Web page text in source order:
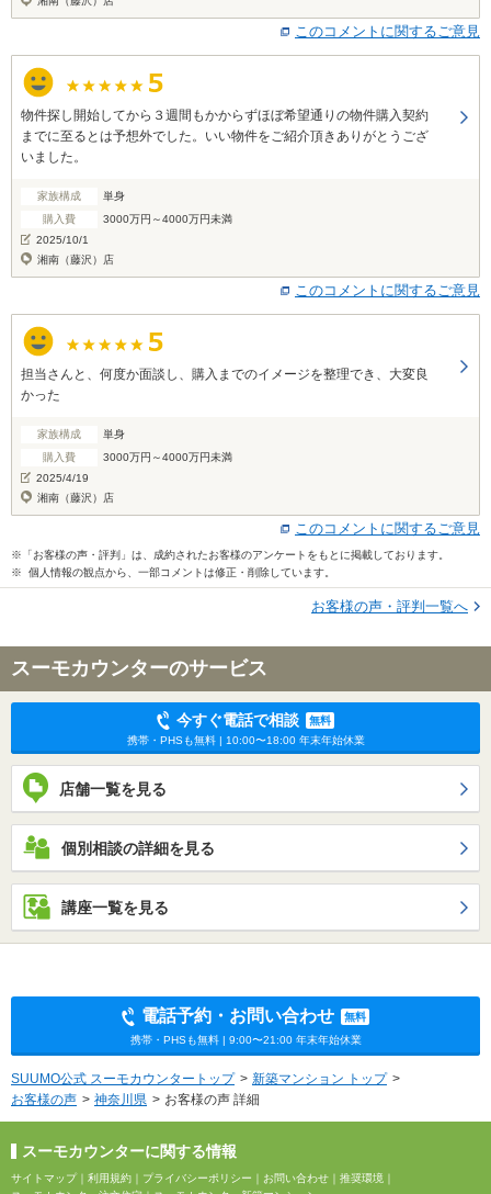
このコメントに関するご意見
物件探し開始してから３週間もかからずほぼ希望通りの物件購入契約
までに至るとは予想外でした。いい物件をご紹介頂きありがとうござ
いました。
家族構成
単身
購入費
3000万円～4000万円未満
2025/10/1
湘南（藤沢）店
このコメントに関するご意見
担当さんと、何度か面談し、購入までのイメージを整理でき、大変良
かった
家族構成
単身
購入費
3000万円～4000万円未満
2025/4/19
湘南（藤沢）店
このコメントに関するご意見
※「お客様の声・評判」は、成約されたお客様のアンケートをもとに掲載しております。
※ 個人情報の観点から、一部コメントは修正・削除しています。
お客様の声・評判一覧へ
スーモカウンターのサービス
今すぐ電話で相談
無料
携帯・PHSも無料 | 10:00〜18:00 年末年始休業
店舗一覧を見る
個別相談の詳細を見る
講座一覧を見る
電話予約・お問い合わせ
無料
携帯・PHSも無料 | 9:00〜21:00 年末年始休業
SUUMO公式 スーモカウンタートップ
新築マンション トップ
お客様の声
神奈川県 お客様の声 詳細
スーモカウンターに関する情報
サイトマップ｜ 利用規約 ｜ プライバシーポリシー ｜ お問い合わせ ｜ 推奨環境 ｜